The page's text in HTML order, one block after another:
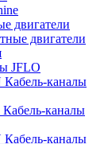
двигатели
двигатели
JFLO
Кабель-каналы
Кабель-каналы
Кабель-каналы